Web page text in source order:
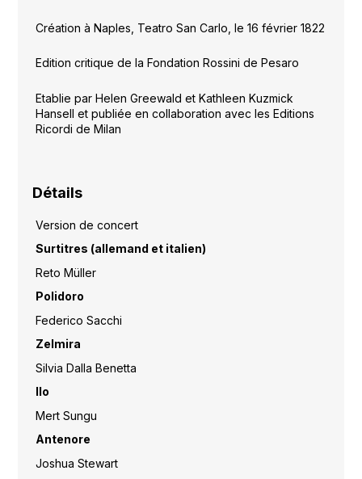
Création à Naples, Teatro San Carlo, le 16 février 1822
Edition critique de la Fondation Rossini de Pesaro
Etablie par Helen Greewald et Kathleen Kuzmick
Hansell et publiée en collaboration avec les Editions
Ricordi de Milan
Détails
Version de concert
Surtitres (allemand et italien)
Reto Müller
Polidoro
Federico Sacchi
Zelmira
Silvia Dalla Benetta
Ilo
Mert Sungu
Antenore
Joshua Stewart